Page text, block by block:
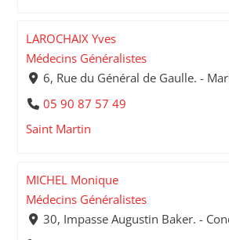
LAROCHAIX Yves
Médecins Généralistes
6, Rue du Général de Gaulle. -
05 90 87 57 49
Saint Martin
MICHEL Monique
Médecins Généralistes
30, Impasse Augustin Baker. -